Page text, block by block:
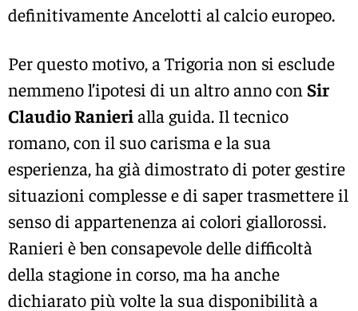
definitivamente Ancelotti al calcio europeo.
Per questo motivo, a Trigoria non si esclude
nemmeno l’ipotesi di un altro anno con Sir
Claudio Ranierialla guida. Il tecnico
romano, con il suo carisma e la sua
esperienza, ha già dimostrato di poter gestire
situazioni complesse e di saper trasmettere il
senso di appartenenza ai colori giallorossi.
Ranieri è ben consapevole delle difficoltà
della stagione in corso, ma ha anche
dichiarato più volte la sua disponibilità a